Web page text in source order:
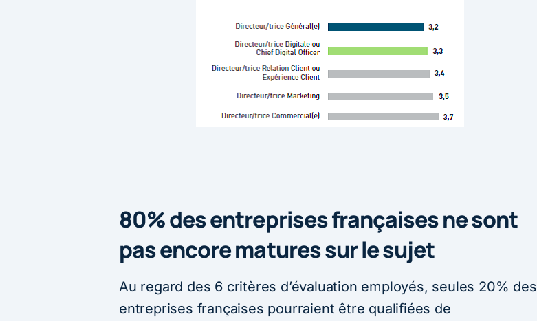
80% des entreprises françaises ne sont
pas encore matures sur le sujet
Au regard des 6 critères d’évaluation employés, seules 20% des
entreprises françaises pourraient être qualifiées de